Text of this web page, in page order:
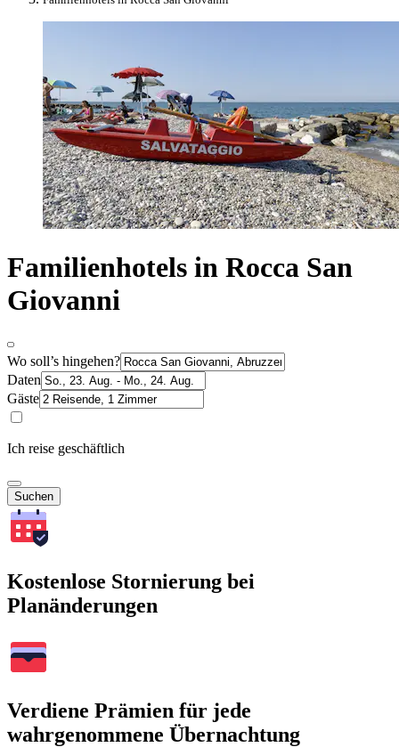
Familienhotels in Rocca San
Giovanni
Wo soll’s hingehen?
Daten
Gäste
Ich reise geschäftlich
Suchen
Kostenlose Stornierung bei
Planänderungen
Verdiene Prämien für jede
wahrgenommene Übernachtung